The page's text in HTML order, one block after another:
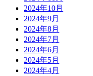
2024年10月
2024年9月
2024年8月
2024年7月
2024年6月
2024年5月
2024年4月